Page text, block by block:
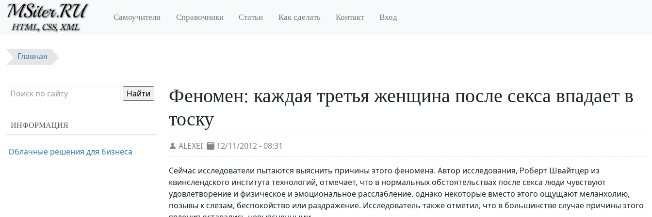
Перейти к основному содержанию
Самоучители Справочники Статьи Как сделать Контакт Вход
Главная
Феномен: каждая третья женщина после секса впадает в
тоску
ALEXEI 12/11/2012 - 08:31
Сейчас исследователи пытаются выяснить причины этого феномена. Автор исследования, Роберт Швайтцер из
квинслендского института технологий, отмечает, что в нормальных обстоятельствах после секса люди чувствуют
удовлетворение и физическое и эмоциональное расслабление, однако некоторые вместо этого ощущают меланхолию,
позывы к слезам, беспокойство или раздражение. Исследователь также отметил, что в большинстве случае причины этого
ИНФОРМАЦИЯ
Облачные решения для бизнеса